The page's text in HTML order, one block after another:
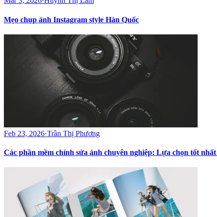
Mẹo chụp ảnh Instagram style Hàn Quốc
Feb 23, 2026·Trần Thị Phương
Các phần mềm chỉnh sửa ảnh chuyên nghiệp: Lựa chọn tốt nhất